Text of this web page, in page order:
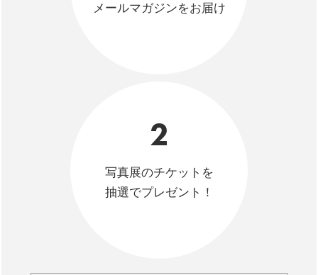
メールマガジンをお届け
2
写真展のチケットを
抽選でプレゼント！